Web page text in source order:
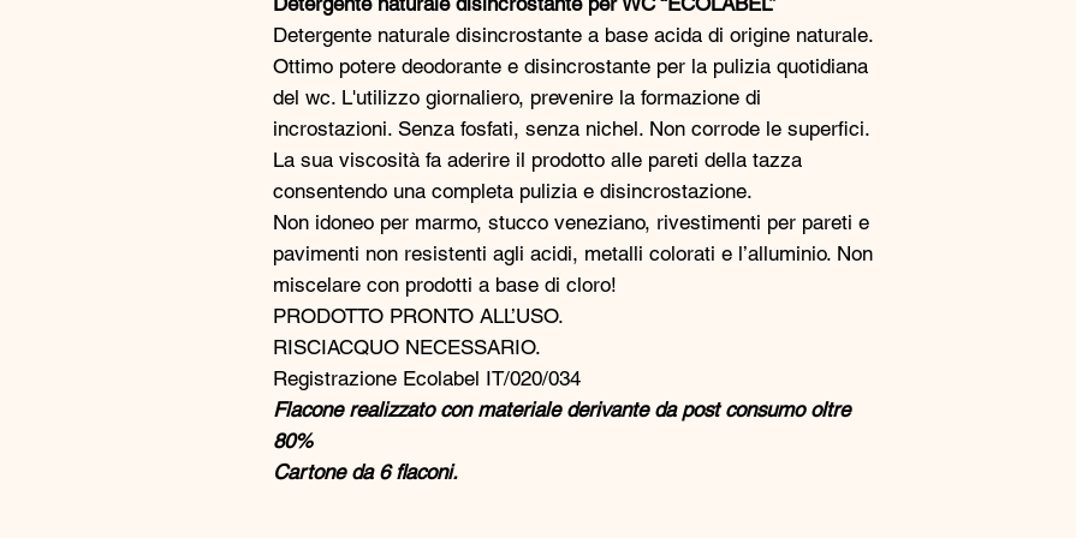
Detergente naturale disincrostante a base acida di origine naturale.
Ottimo potere deodorante e disincrostante per la pulizia quotidiana
del wc. L'utilizzo giornaliero, prevenire la formazione di
incrostazioni. Senza fosfati, senza nichel. Non corrode le superfici.
La sua viscosità fa aderire il prodotto alle pareti della tazza
consentendo una completa pulizia e disincrostazione.
Non idoneo per marmo, stucco veneziano, rivestimenti per pareti e
pavimenti non resistenti agli acidi, metalli colorati e l’alluminio. Non
miscelare con prodotti a base di cloro!
PRODOTTO PRONTO ALL’USO.
RISCIACQUO NECESSARIO.
Registrazione Ecolabel IT/020/034
Flacone realizzato con materiale derivante da post consumo oltre
80%
Cartone da 6 flaconi.